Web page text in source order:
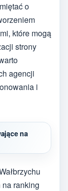
o
które mogą
strony
agencji
i
na
ranking